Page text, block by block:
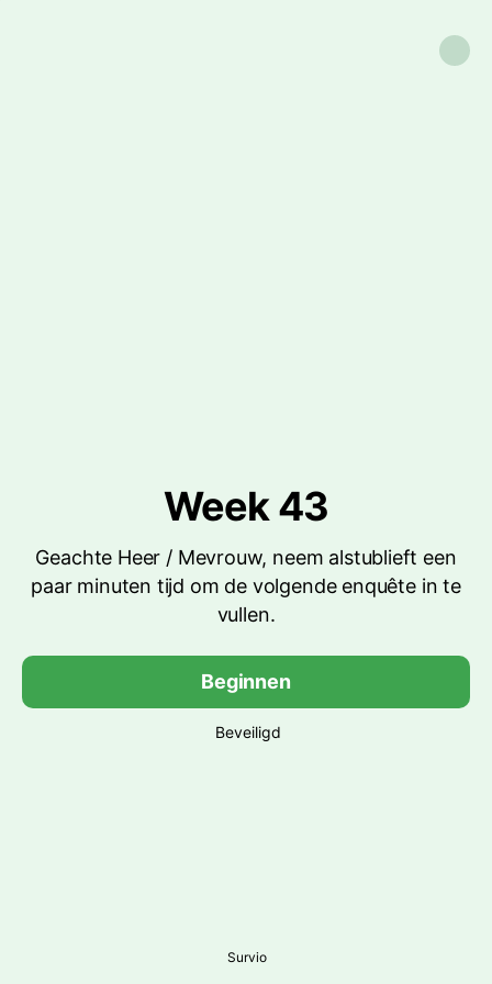
Week 43
Geachte Heer / Mevrouw, neem alstublieft een
paar minuten tijd om de volgende enquête in te
vullen.
Beginnen
Beveiligd
Survio